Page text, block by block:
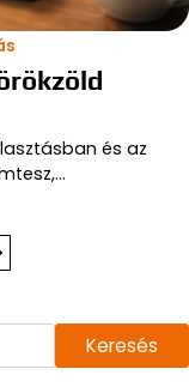
és az
Keresés